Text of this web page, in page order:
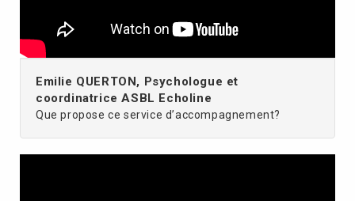
Emilie QUERTON, Psychologue et
coordinatrice ASBL Echoline
Que propose ce service d’accompagnement?